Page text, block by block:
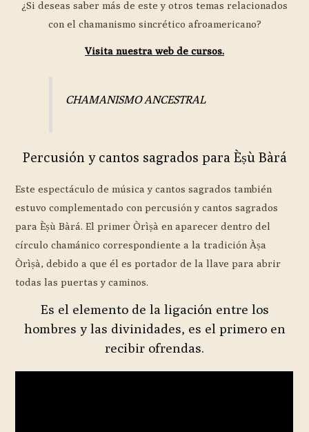
¿Si deseas saber más de este y otros temas relacionados
con el chamanismo sincrético afroamericano?
Visita nuestra web de cursos.
CHAMANISMO ANCESTRAL
Percusión y cantos sagrados para Èṣù Bàrá
Este espectáculo de música y cantos sagrados también
estuvo complementado con percusión y cantos sagrados
para Èṣù Bàrá. El primer Òrìṣà en aparecer dentro del
círculo chamánico correspondiente a la tradición Àṣa
Òrìṣà, debido a que él es portador de la llave para abrir
todas las puertas y caminos.
Es el elemento de la ligación entre los
hombres y las divinidades, es el primero en
recibir ofrendas.